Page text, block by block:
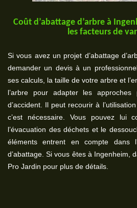
Coût d’abattage d’arbre à
les facteurs de
Si vous avez un projet d’abattage
demander un devis à un
ses calculs, la taille de votre arbre et
l’arbre pour adapter les
d’accident. Il peut recourir à
c’est nécessaire. Vous pouvez lui
l’évacuation des déchets et le
éléments entrent en compte dans
d’abattage. Si vous êtes à Ingenheim,
Pro Jardin pour plus de détails.